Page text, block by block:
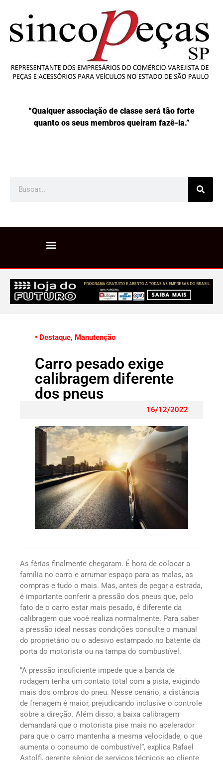
“Qualquer associação de classe será tão forte
quanto os seus membros queiram fazê-la.”
• Destaque, Manutenção
Carro pesado exige
calibragem diferente
dos pneus
16/12/2022
As férias finalmente chegaram. É hora de colocar a
família no carro e arrumar espaço para as malas, as
compras e tudo o mais. Mas, antes de pegar a estrada,
é importante conferir a pressão dos pneus que, pelo
fato de o carro estar mais pesado, é diferente da
calibragem que você realiza normalmente. Para saber
a pressão ideal nessas condições consulte o manual
do proprietário ou o adesivo estampado no batente da
porta do motorista ou na tampa do combustível.
“A pressão insuficiente impede que a banda de
rodagem tenha um contato total com a pista, exigindo
mais dos ombros do pneu. Nesse cenário, a distância
de frenagem é maior, prejudicando inclusive o controle
sobre a direção. Além disso, a baixa calibragem
demandará que o motorista pise mais no acelerador
para que o carro mantenha a mesma velocidade, o que
aumenta o consumo de combustível”, explica Rafael
Astolfi, gerente sênior de serviços técnicos ao cliente